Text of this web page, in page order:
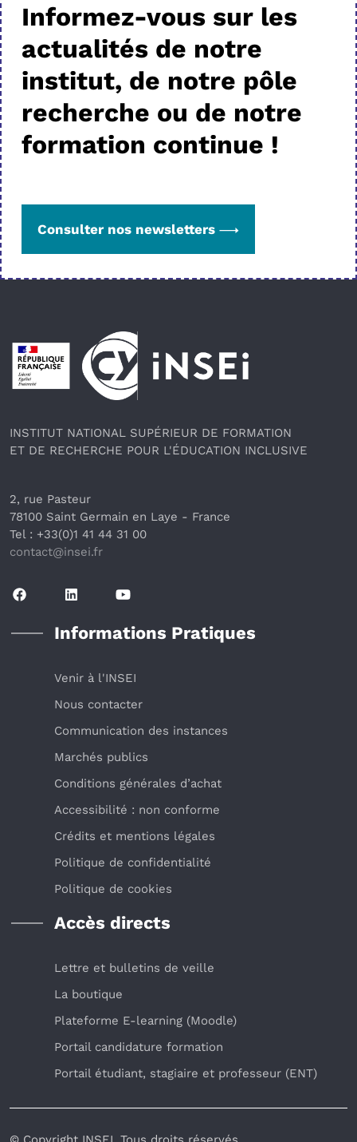
Informez-vous sur les
actualités de notre
institut, de notre pôle
recherche ou de notre
formation continue !
Consulter nos newsletters
Pied de page
INSTITUT NATIONAL SUPÉRIEUR DE FORMATION
ET DE RECHERCHE POUR L'ÉDUCATION INCLUSIVE
2, rue Pasteur
78100 Saint Germain en Laye - France
Tel : +33(0)1 41 44 31 00
contact@insei.fr
Informations Pratiques
Venir à l'INSEI
Nous contacter
Communication des instances
Marchés publics
Conditions générales d’achat
Accessibilité : non conforme
Crédits et mentions légales
Politique de confidentialité
Politique de cookies
Accès directs
Lettre et bulletins de veille
La boutique
Plateforme E-learning (Moodle)
Portail candidature formation
Portail étudiant, stagiaire et professeur (ENT)